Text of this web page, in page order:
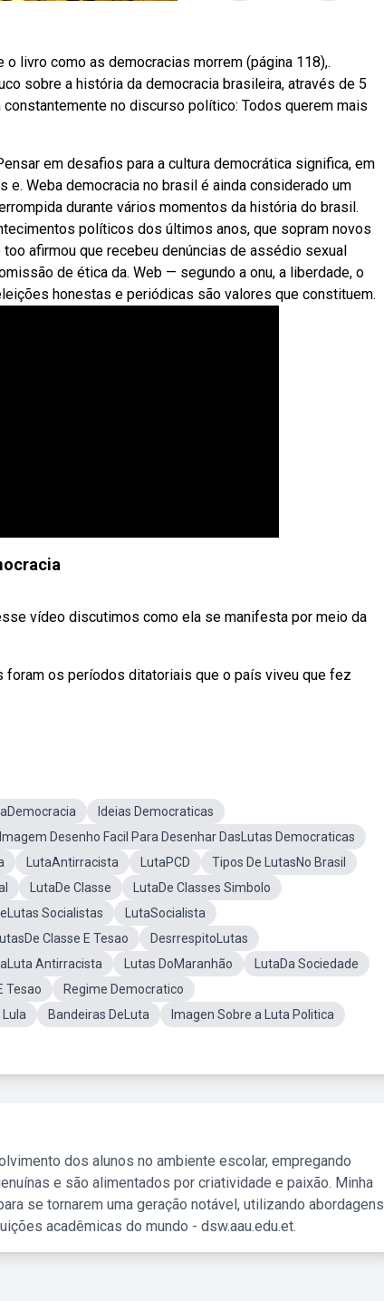
livro como as democracias morrem (página 118),.
sobre a história da democracia brasileira, através de 5
no discurso político: Todos querem mais
em desafios para a cultura democrática significa, em
Weba democracia no brasil é ainda considerado um
durante vários momentos da história do brasil.
políticos dos últimos anos, que sopram novos
afirmou que recebeu denúncias de assédio sexual
de ética da. Web — segundo a onu, a liberdade, o
honestas e periódicas são valores que constituem.
vídeo discutimos como ela se manifesta por meio da
os períodos ditatoriais que o país viveu que fez
Ideias Democraticas
Imagem Desenho Facil Para Desenhar DasLutas Democraticas
LutaAntirracista LutaPCD
Tipos De LutasNo Brasil
LutaDe Classe
LutaDe Classes Simbolo
Socialistas
LutaSocialista
LutasDe Classe E Tesao
DesrrespitoLutas
Antirracista Lutas DoMaranhão
LutaDa Sociedade
Tesao
Regime Democratico
Bandeiras DeLuta
Imagen Sobre a Luta Politica
dos alunos no ambiente escolar, empregando
e são alimentados por criatividade e paixão. Minha
se tornarem uma geração notável, utilizando abordagens
acadêmicas do mundo - dsw.aau.edu.et.